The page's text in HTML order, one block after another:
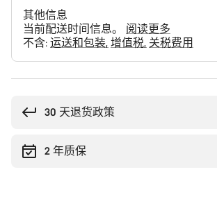
其他信息
当前配送时间信息。 阅读更多
不含: 运送和包装 增值税 关税费用
30 天退货政策
2 年质保